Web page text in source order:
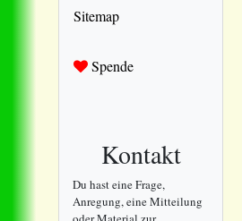
Sitemap
Spende
Kontakt
Du hast eine Frage,
Anregung, eine Mitteilung